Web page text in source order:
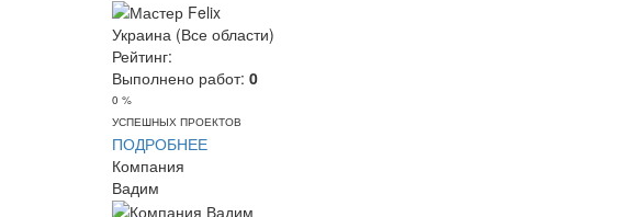
Украина (Все области)
Рейтинг:
Выполнено работ: 0
0 %
УСПЕШНЫХ ПРОЕКТОВ
ПОДРОБНЕЕ
Компания
Вадим